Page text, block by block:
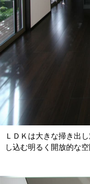
ＬＤＫは大きな掃き出
し込む明るく開放的な